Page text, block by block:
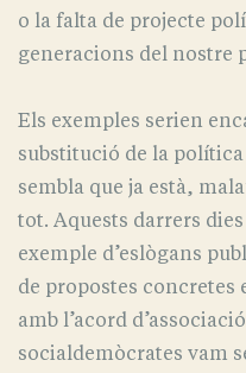
o la falta de projecte
generacions del nostre
Els exemples serien
substitució de la
sembla que ja està,
tot. Aquests darrers
exemple d’eslògans
de propostes concretes
amb l’acord
socialdemòcrates vam